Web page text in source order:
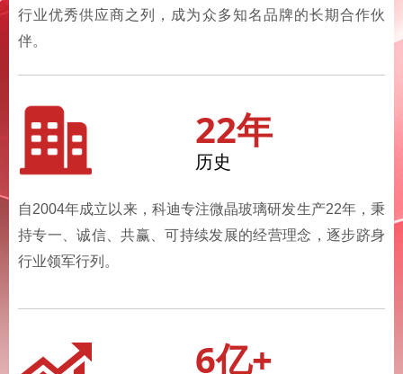
行业优秀供应商之列，成为众多知名品牌的长期合作伙
伴。
22年
历史
自2004年成立以来，科迪专注微晶玻璃研发生产22年，秉
持专一、诚信、共赢、可持续发展的经营理念，逐步跻身
行业领军行列。
6亿+